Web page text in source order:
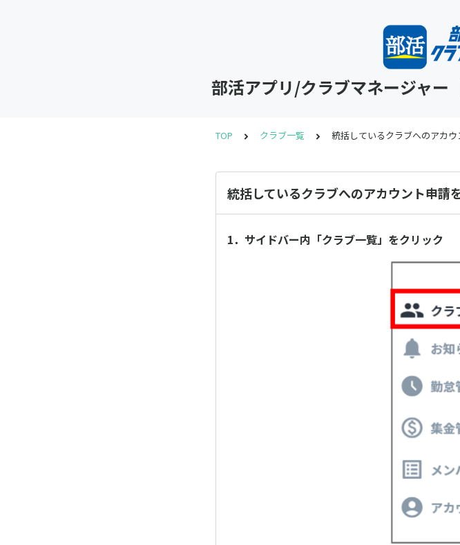
部活アプリ/クラブマネージャー
TOP クラブ一覧 統括しているクラブへのアカ
統括しているクラブへのアカウント申請
1．サイドバー内「クラブ一覧」をクリック